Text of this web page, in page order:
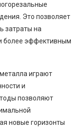
Это позволяет
затраты на
более эффективным
играют
и
позволяют
новые горизонты